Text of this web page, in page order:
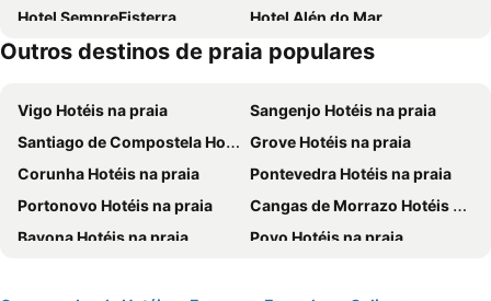
Hotel SempreFisterra
Hotel Alén do Mar
Hospedium H Cabo Sport
Hotel Oca Insua Costa da Morte
Hotel Ancora
Hospedium Morada da Moa
Hotel Costa da Morte
Apartamento Corcubion Playa de Quenxe
Otantus Hotel
Hotel As Brisas Do Freixo
Hotel Faro de Finisterre
Hotel Naturaleza Mar da Ardora Wellness & Spa
Hotel Rústico Finisterrae
Hotel Larry
Outros destinos de praia populares
Vigo Hotéis na praia
Sangenjo Hotéis na praia
Santiago de Compostela Hotéis na praia
Grove Hotéis na praia
Corunha Hotéis na praia
Pontevedra Hotéis na praia
Portonovo Hotéis na praia
Cangas de Morrazo Hotéis na praia
Bayona Hotéis na praia
Poyo Hotéis na praia